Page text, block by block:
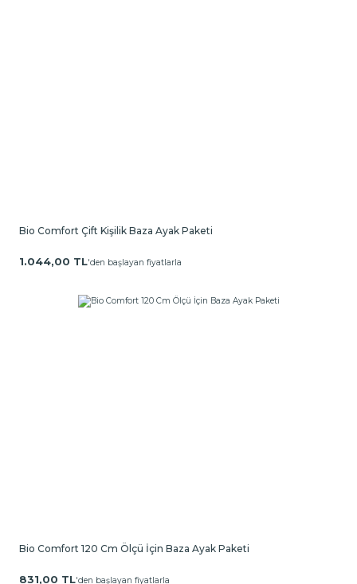
Bio Comfort Çift Kişilik Baza Ayak Paketi
1.044,00 TL'den başlayan fiyatlarla
Bio Comfort 120 Cm Ölçü İçin Baza Ayak Paketi
831,00 TL'den başlayan fiyatlarla